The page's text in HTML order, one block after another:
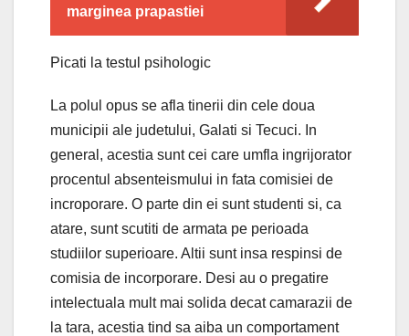
marginea prapastiei
Picati la testul psihologic
La polul opus se afla tinerii din cele doua
municipii ale judetului, Galati si Tecuci. In
general, acestia sunt cei care umfla ingrijorator
procentul absenteismului in fata comisiei de
incroporare. O parte din ei sunt studenti si, ca
atare, sunt scutiti de armata pe perioada
studiilor superioare. Altii sunt insa respinsi de
comisia de incorporare. Desi au o pregatire
intelectuala mult mai solida decat camarazii de
la tara, acestia tind sa aiba un comportament